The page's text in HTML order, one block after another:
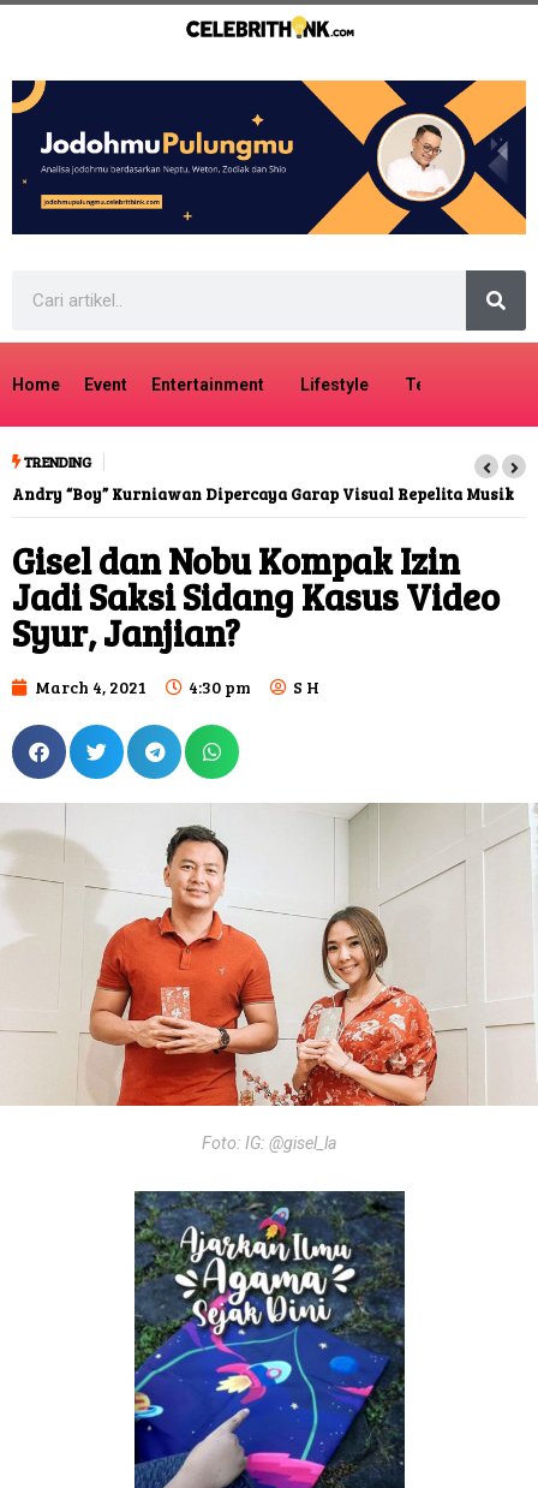
Home Event Entertainment Lifestyle Tech
TRENDING
Andry “Boy” Kurniawan Dipercaya Garap Visual Repelita Musik
Gisel dan Nobu Kompak Izin
Jadi Saksi Sidang Kasus Video
Syur, Janjian?
March 4, 2021 4:30 pm S H
Foto: IG: @gisel_la